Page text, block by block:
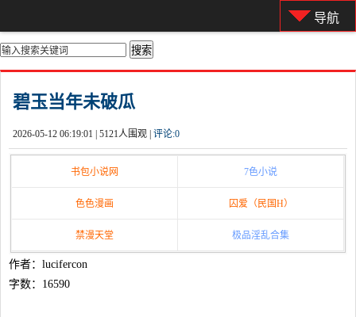
导航
你的位置： 首页>都市激情
碧玉当年未破瓜
2026-05-12 06:19:01 | 5121人围观 | 评论:0
书包小说网 7色小说
色色漫画 囚爱（民国H）
禁漫天堂 极品淫乱合集
作者：lucifercon
字数：16590